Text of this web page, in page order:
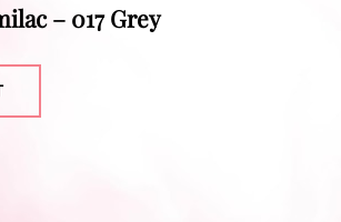
– 017 Grey